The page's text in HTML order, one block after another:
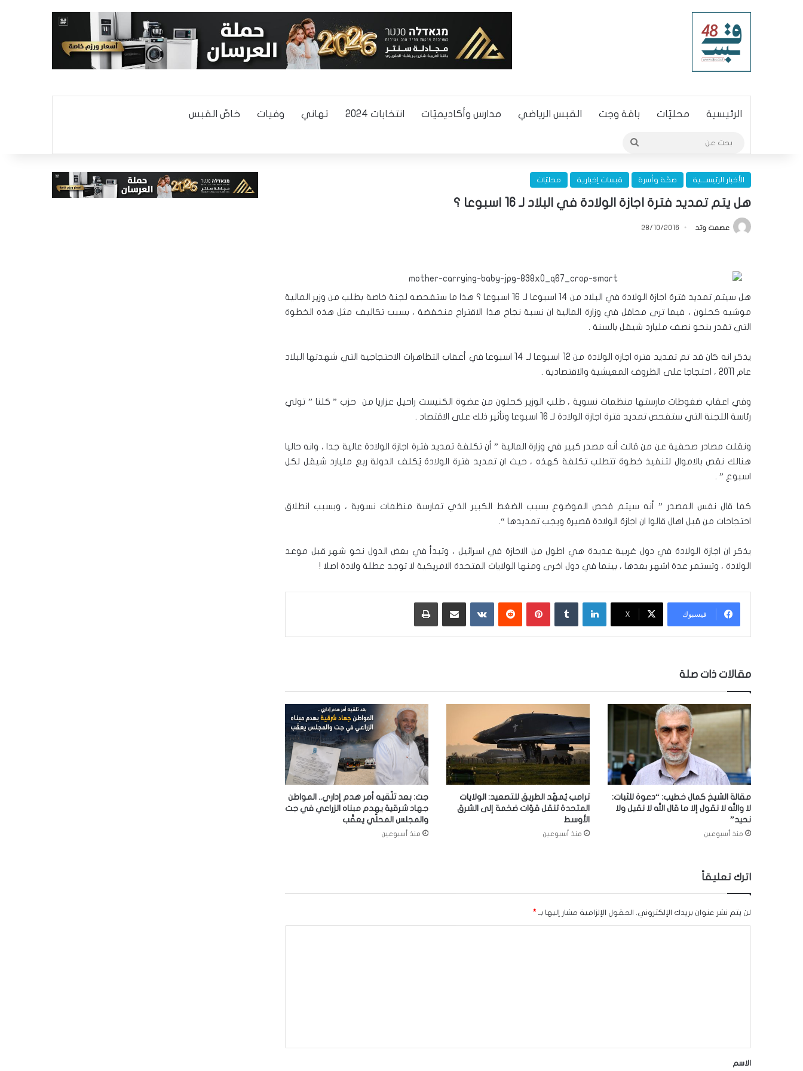
الرئيسية محليّات باقة وجت القبس الرياضي مدارس وأكاديميّات انتخابات 2024 تهاني وفيات خاصّ القبس
الأخبار الرئيســـية صحّة وأسرة قبسات إخبارية محليّات
هل يتم تمديد فترة اجازة الولادة في البلاد لـ 16 اسبوعا ؟
عصمت وتد 28/10/2016
هل سيتم تمديد فترة اجازة الولادة في البلاد من 14 اسبوعا لـ 16 اسبوعا ؟ هذا ما ستفحصه لجنة خاصة بطلب من وزير المالية
موشيه كحلون ، فيما ترى محافل في وزارة المالية ان نسبة نجاح هذا الاقتراح منخفضة ، بسبب تكاليف مثل هذه الخطوة
التي تقدر بنحو نصف مليارد شيقل بالسنة .
يذكر انه كان قد تم تمديد فترة اجازة الولادة من 12 اسبوعا لـ 14 اسبوعا في أعقاب التظاهرات الاحتجاجية التي شهدتها البلاد
عام 2011 ، احتجاجا على الظروف المعيشية والاقتصادية .
وفي اعقاب ضغوطات مارستها منظمات نسوية ، طلب الوزير كحلون من عضوة الكنيست راحيل عزاريا من حزب ” كلنا ” تولي
رئاسة اللجنة التي ستفحص تمديد فترة اجازة الولادة لـ 16 اسبوعا وتأثير ذلك على الاقتصاد .
ونقلت مصادر صحفية عن من قالت أنه مصدر كبير في وزارة المالية ” أن تكلفة تمديد فترة اجازة الولادة عالية جدا ، وانه حاليا
هنالك نقص بالاموال لتنفيذ خطوة تتطلب تكلفة كهذه ، حيث ان تمديد فترة الولادة يُكلف الدولة ربع مليارد شيقل لكل
اسبوع ” .
كما قال نفس المصدر ” أنه سيتم فحص الموضوع بسبب الضغط الكبير الذي تمارسة منظمات نسوية ، وبسبب انطلاق
احتجاجات من قبل اهال قالوا ان اجازة الولادة قصيرة ويجب تمديدها “.
يذكر ان اجازة الولادة في دول غربية عديدة هي اطول من الاجازة في اسرائيل ، وتبدأ في بعض الدول نحو شهر قبل موعد
الولادة ، وتستمر عدة اشهر بعدها ، بينما في دول اخرى ومنها الولايات المتحدة الامريكية لا توجد عطلة ولادة اصلا !
فيسبوك ‫X
لينكدإن بينتيريست ‏VKontakte
مقالات ذات صلة
مقالة الشيخ كمال خطيب: “دعوة للثبات:
لا والله لا نقول إلا ما قال الله لا نقيل ولا
نحيد”
منذ أسبوعين
ترامب يُمهّد الطريق للتصعيد: الولايات
المتحدة تنقل قوّات ضخمة إلى الشرق
الأوسط
منذ أسبوعين
جت: بعد تلّقيه أمر هدم إداري.. المواطن
جهاد شرقية يهدم مبناه الزراعي في جت
والمجلس المحلّي يعقّب
منذ أسبوعين
اترك تعليقاً
لن يتم نشر عنوان بريدك الإلكتروني. الحقول الإلزامية مشار إليها بـ *
*
الاسم